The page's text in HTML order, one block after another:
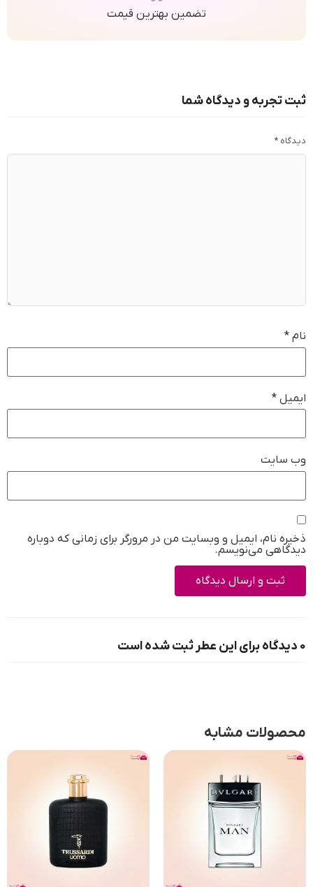
تضمین بهترین قیمت
ثبت تجربه و دیدگاه شما
دیدگاه *
نام *
ایمیل *
وب‌ سایت
ذخیره نام، ایمیل و وبسایت من در مرورگر برای زمانی که دوباره
دیدگاهی می‌نویسم.
0 دیدگاه برای این عطر ثبت شده است
محصولات مشابه